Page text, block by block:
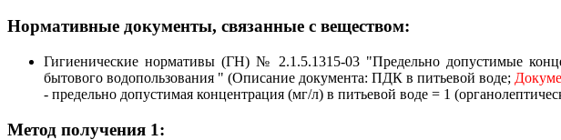
Нормативные документы, связанные с веществом:
Гигиенические нормативы (ГН) № 2.1.5.1315-03 "Предельно допустимые
бытового водопользования " (Описание документа: ПДК в питьевой воде;
- предельно допустимая концентрация (мг/л) в питьевой воде = 1
Метод получения 1: